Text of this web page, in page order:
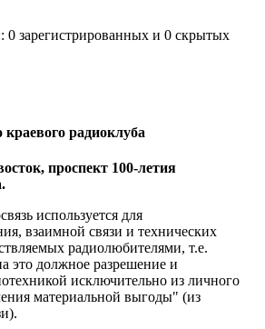
0 зарегистрированных и 0 скрытых
радиоклуба
проспект 100-летия
используется для
взаимной связи и технических
радиолюбителями, т.е.
должное разрешение и
исключительно из личного
материальной выгоды" (из